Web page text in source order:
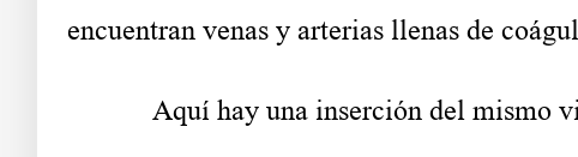
encuentran venas y arterias llenas de
Aquí hay una inserción del mismo